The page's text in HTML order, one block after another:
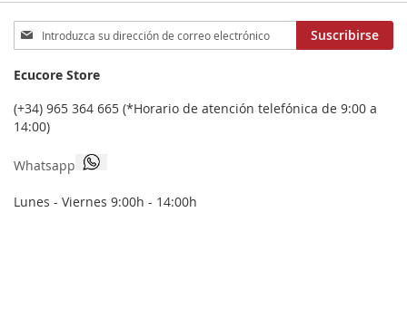
Inscríbase
a
boletín
de
noticias:
Suscribirse
Ecucore Store
(+34) 965 364 665 (*Horario de atención telefónica de 9:00 a
14:00)
Whatsapp
Lunes - Viernes 9:00h - 14:00h